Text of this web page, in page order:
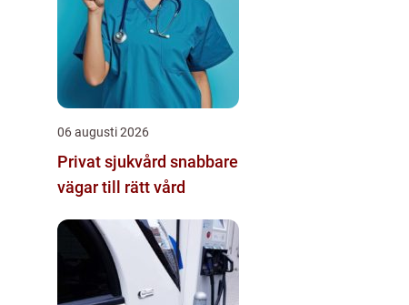
06 augusti 2026
Privat sjukvård snabbare
vägar till rätt vård